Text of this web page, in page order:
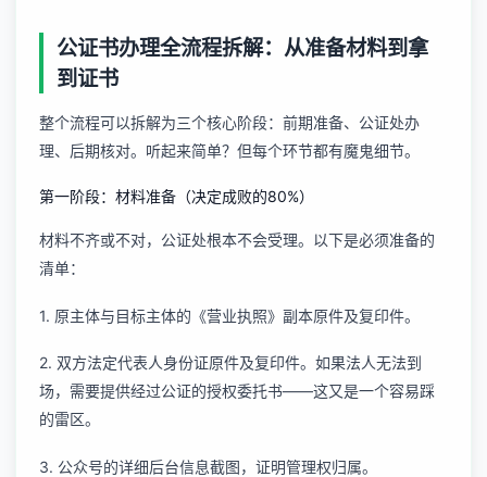
公证书办理全流程拆解：从准备材料到拿
到证书
整个流程可以拆解为三个核心阶段：前期准备、公证处办
理、后期核对。听起来简单？但每个环节都有魔鬼细节。
第一阶段：材料准备（决定成败的80%）
材料不齐或不对，公证处根本不会受理。以下是必须准备的
清单：
1. 原主体与目标主体的《营业执照》副本原件及复印件。
2. 双方法定代表人身份证原件及复印件。如果法人无法到
场，需要提供经过公证的授权委托书——这又是一个容易踩
的雷区。
3. 公众号的详细后台信息截图，证明管理权归属。